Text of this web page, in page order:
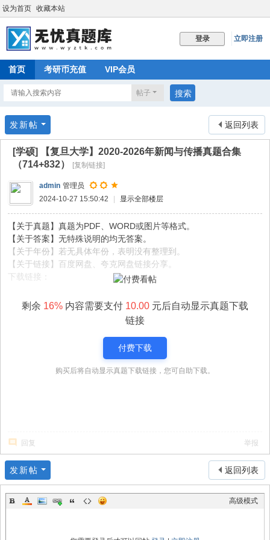
设为首页 收藏本站
登录 立即注册
首页 考研币充值 VIP会员
帖子 搜索
返回列表
发新帖
[学硕]
【复旦大学】2020-2026年新闻与传播真题合集
（714+832）
[复制链接]
admin 管理员
2024-10-27 15:50:42
显示全部楼层
【关于真题】真题为PDF、WORD或图片等格式。
【关于答案】无特殊说明的均无答案。
【关于年份】若无具体年份，表明没有整理到。
【关于链接】百度网盘、夸克网盘链接分享。
下载链接：
剩余 16% 内容需要支付 10.00 元后自动显示真题下载
链接
付费下载
购买后将自动显示真题下载链接，您可自助下载。
回复 举报
返回列表
发新帖
高级模式